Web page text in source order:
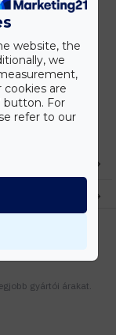
gyártói árakat.
website, the
we
cookies are
button. For
refer to our